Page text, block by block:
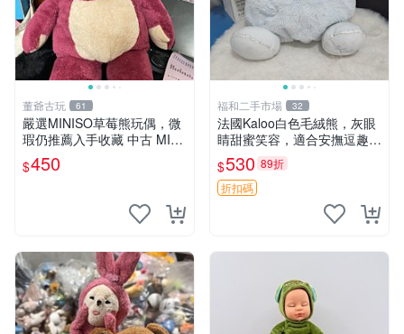
董爺古玩 61
嚴選MINISO草莓熊玩偶，微
瑕仍推薦入手收藏 中古 MINI
SO 草莓熊 玩具 收藏
$450
福和二手市場 32
法國Kaloo白色毛絨熊，灰眼
睛甜蜜笑容，適合安撫逗趣可
愛，柔軟面料手感佳。14 白
色安撫熊 毛絨玩具 寶寶逗樂
具
$530 89折
折扣碼